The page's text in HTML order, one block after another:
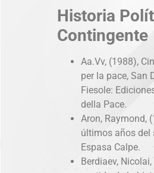
Historia
Contingente
Aa.Vv, (1988),
per la pace, San
Fiesole:
della Pace.
Aron, Raymond,
últimos años del
Espasa Calpe.
Berdiaev,